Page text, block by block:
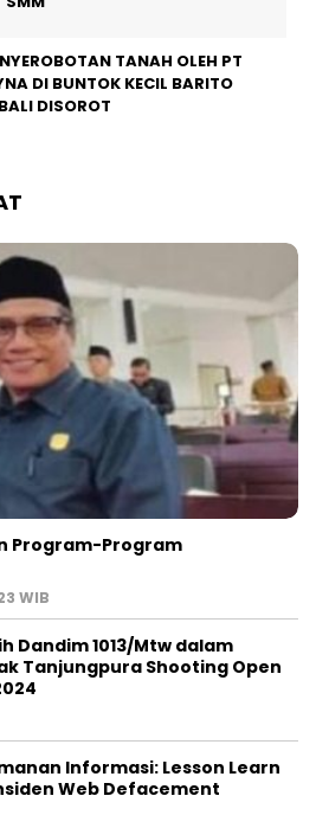
TANAH OLEH PT
DI BUNTOK KECIL BARITO
DISOROT
Program-Program
WIB
Dandim 1013/Mtw dalam
Tanjungpura Shooting Open
Informasi: Lesson Learn
Web Defacement